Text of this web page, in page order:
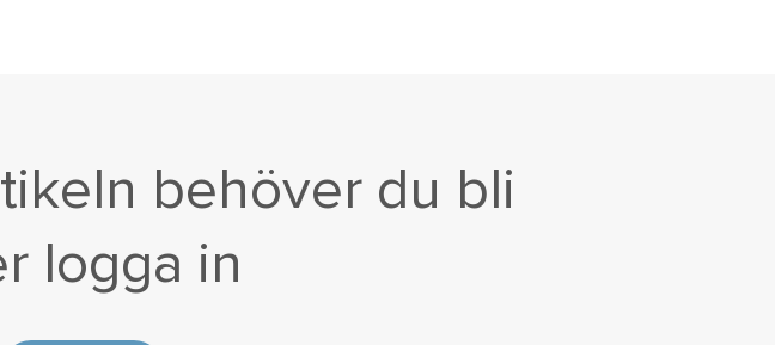
behöver du bli
logga in